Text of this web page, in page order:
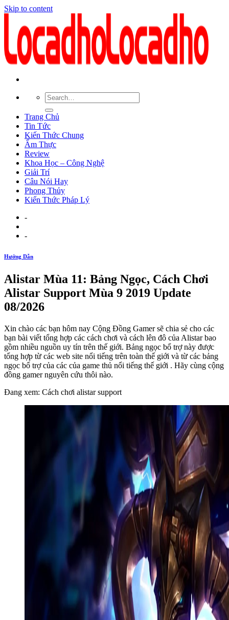
Skip to content
Trang Chủ
Tin Tức
Kiến Thức Chung
Ẩm Thực
Review
Khoa Học – Công Nghệ
Giải Trí
Câu Nói Hay
Phong Thủy
Kiến Thức Pháp Lý
-
-
Hướng Dẫn
Alistar Mùa 11: Bảng Ngọc, Cách Chơi
Alistar Support Mùa 9 2019 Update
08/2026
Xin chào các bạn hôm nay Cộng Đồng Gamer sẽ chia sẻ cho các
bạn bài viết tổng hợp các cách chơi và cách lên đô của Alistar bao
gồm nhiều nguồn uy tín trên thế giới. Bảng ngọc bổ trợ này được
tổng hợp từ các web site nổi tiếng trên toàn thế giới và từ các bảng
ngọc bổ trợ của các của game thủ nổi tiếng thế giới . Hãy cùng cộng
đồng gamer nguyên cứu thôi nào.
Đang xem: Cách chơi alistar support